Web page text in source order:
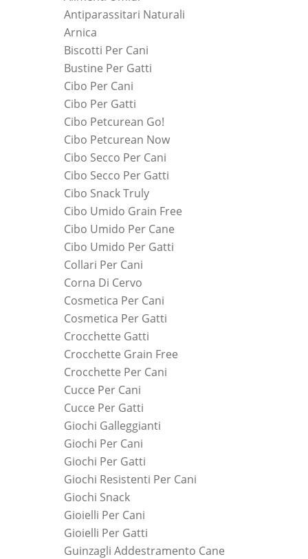
Antiparassitari Naturali
Arnica
Biscotti Per Cani
Bustine Per Gatti
Cibo Per Cani
Cibo Per Gatti
Cibo Petcurean Go!
Cibo Petcurean Now
Cibo Secco Per Cani
Cibo Secco Per Gatti
Cibo Snack Truly
Cibo Umido Grain Free
Cibo Umido Per Cane
Cibo Umido Per Gatti
Collari Per Cani
Corna Di Cervo
Cosmetica Per Cani
Cosmetica Per Gatti
Crocchette Gatti
Crocchette Grain Free
Crocchette Per Cani
Cucce Per Cani
Cucce Per Gatti
Giochi Galleggianti
Giochi Per Cani
Giochi Per Gatti
Giochi Resistenti Per Cani
Giochi Snack
Gioielli Per Cani
Gioielli Per Gatti
Guinzagli Addestramento Cane